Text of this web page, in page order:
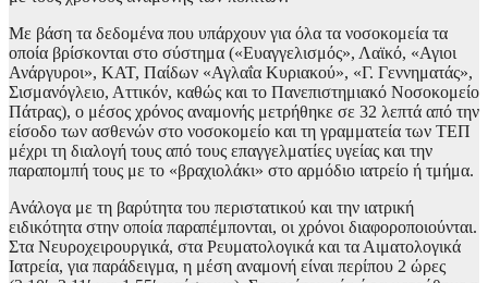
Με βάση τα δεδομένα που υπάρχουν για όλα τα νοσοκομεία τα
οποία βρίσκονται στο σύστημα («Ευαγγελισμός», Λαϊκό, «Αγιοι
Ανάργυροι», ΚΑΤ, Παίδων «Αγλαΐα Κυριακού», «Γ. Γεννηματάς»,
Σισμανόγλειο, Αττικόν, καθώς και το Πανεπιστημιακό Νοσοκομείο
Πάτρας), ο μέσος χρόνος αναμονής μετρήθηκε σε 32 λεπτά από την
είσοδο των ασθενών στο νοσοκομείο και τη γραμματεία των ΤΕΠ
μέχρι τη διαλογή τους από τους επαγγελματίες υγείας και την
παραπομπή τους με το «βραχιολάκι» στο αρμόδιο ιατρείο ή τμήμα.
Ανάλογα με τη βαρύτητα του περιστατικού και την ιατρική
ειδικότητα στην οποία παραπέμπονται, οι χρόνοι διαφοροποιούνται.
Στα Νευροχειρουργικά, στα Ρευματολογικά και τα Αιματολογικά
Ιατρεία, για παράδειγμα, η μέση αναμονή είναι περίπου 2 ώρες